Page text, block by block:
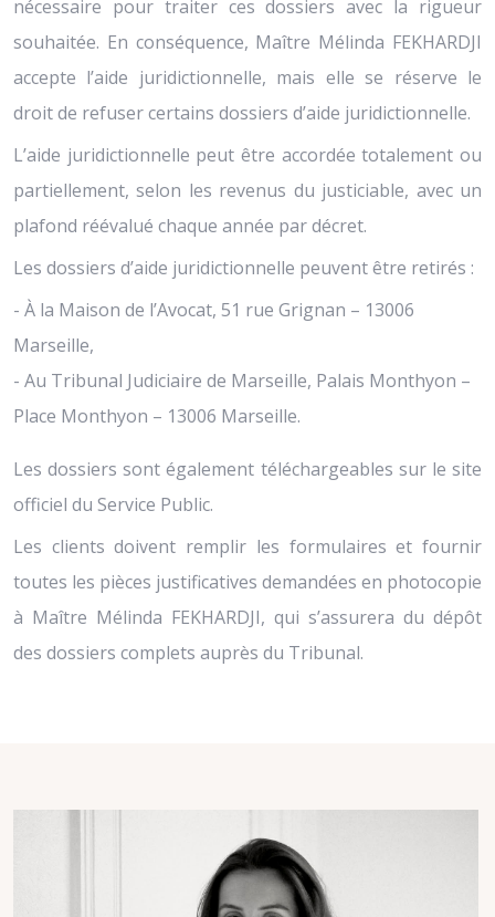
nécessaire pour traiter ces dossiers avec la rigueur
souhaitée. En conséquence, Maître Mélinda FEKHARDJI
accepte l’aide juridictionnelle, mais elle se réserve le
droit de refuser certains dossiers d’aide juridictionnelle.
L’aide juridictionnelle peut être accordée totalement ou
partiellement, selon les revenus du justiciable, avec un
plafond réévalué chaque année par décret.
Les dossiers d’aide juridictionnelle peuvent être retirés :
- À la Maison de l’Avocat, 51 rue Grignan – 13006
Marseille,
- Au Tribunal Judiciaire de Marseille, Palais Monthyon –
Place Monthyon – 13006 Marseille.
Les dossiers sont également téléchargeables sur le site
officiel du Service Public.
Les clients doivent remplir les formulaires et fournir
toutes les pièces justificatives demandées en photocopie
à Maître Mélinda FEKHARDJI, qui s’assurera du dépôt
des dossiers complets auprès du Tribunal.